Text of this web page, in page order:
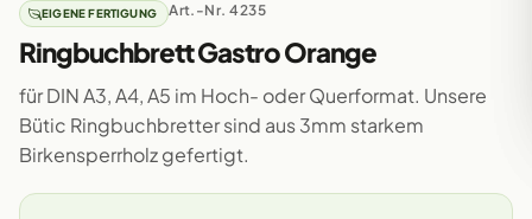
EIGENE FERTIGUNG Art.-Nr. 4235
Ringbuchbrett Gastro Orange
für DIN A3, A4, A5 im Hoch- oder Querformat. Unsere
Bütic Ringbuchbretter sind aus 3mm starkem
Birkensperrholz gefertigt.